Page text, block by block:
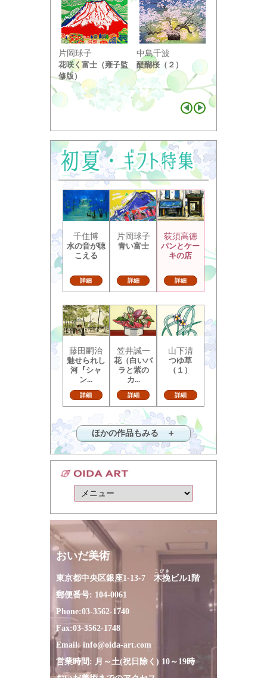
片岡球子
花咲く富士（雍子監
修版）
中島千波
醍醐桜（２）
り ...
千住博
水の音が聴
こえる
詳細
片岡球子
青い富士
詳細
荻須高徳
パンとケー
キの店
詳細
藤田嗣治
魅せられし
河『シャ
ン...
詳細
笠井誠一
花（白いバ
ラと紫の
カ...
詳細
山下清
つゆ草
（１）
詳細
ほかの作品もみる ＋
おいだ美術
東京都中央区銀座1-13-7 木挽
こびき
ビル1階
郵便番号: 104-0061
Phone:03-3562-1740
Fax:03-3562-1748
Email:info@oida-art.com
営業時間: 月～土(祝日除く) 10～19時